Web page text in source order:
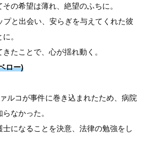
の希望は薄れ、絶望のふちに。
プと出会い、安らぎを与えてくれた彼
。
たことで、心が揺れ動く。
ロー)
ルコが事件に巻き込まれたため、病院
なかった。
になることを決意、法律の勉強をし